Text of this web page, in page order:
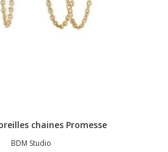
chaines Promesse
BDM Studio